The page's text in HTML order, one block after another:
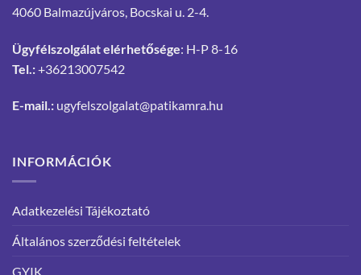
4060 Balmazújváros, Bocskai u. 2-4.
Ügyfélszolgálat elérhetősége: H-P 8-16
Tel.:+36213007542
E-mail.: ugyfelszolgalat@patikamra.hu
INFORMÁCIÓK
Adatkezelési Tájékoztató
Általános szerződési feltételek
GYIK